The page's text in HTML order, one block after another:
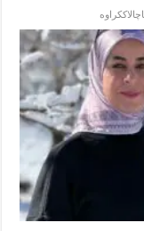
گەوهەرێک
بۆ
تۆزنەگرتن